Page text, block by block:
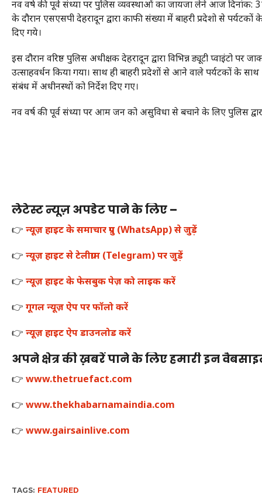
नव वर्ष की पूर्व संध्या पर पुलिस व्यवस्थाओं का जायजा लेने आज दिनांक: 31-
के दौरान एसएसपी देहरादून द्वारा काफी संख्या में बाहरी प्रदेशो से
दिए गये।
इस दौरान वरिष्ठ पुलिस अधीक्षक देहरादून द्वारा विभिन्न ड्यूटी
उत्साहवर्धन किया गया। साथ ही बाहरी प्रदेशों से आने वाले पर्यटकों के
संबंध में अधीनस्थों को निर्देश दिए गए।
नव वर्ष की पूर्व संध्या पर आम जन को असुविधा से बचाने के लिए पुलिस
लेटेस्ट न्यूज़ अपडेट पाने के लिए –
👉 न्यूज़ हाइट के समाचार ग्रुप (WhatsApp) से जुड़ें
👉 न्यूज़ हाइट से टेलीग्राम (Telegram) पर जुड़ें
👉 न्यूज़ हाइट के फेसबुक पेज़ को लाइक करें
👉 गूगल न्यूज़ ऐप पर फॉलो करें
👉 न्यूज़ हाइट ऐप डाउनलोड करें
अपने क्षेत्र की ख़बरें पाने के लिए हमारी इन
👉 www.thetruefact.com
👉 www.thekhabarnamaindia.com
👉 www.gairsainlive.com
TAGS: FEATURED